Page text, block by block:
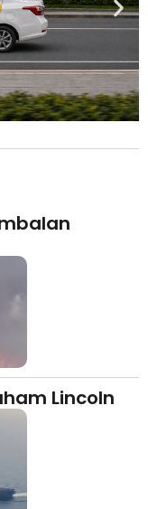
Lincoln